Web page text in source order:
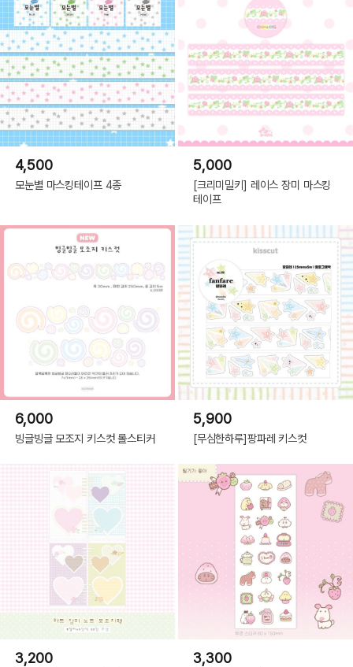
4,500
모눈별 마스킹테이프 4종
5,000
[크리미밀키] 레이스 장미 마스킹
테이프
6,000
빙글빙글 모조지 키스컷 롤스티커
5,900
[무심한하루]팡파레 키스컷
3,200 3,300